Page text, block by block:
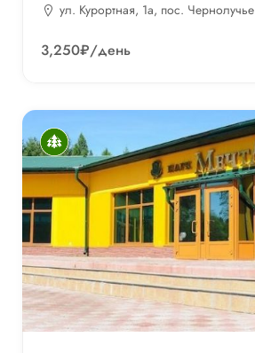
ул. Курортная, 1а, пос. Чернолучье
3,250₽/день